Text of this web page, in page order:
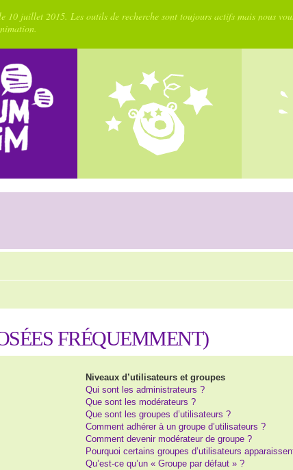
10 juillet 2015. Les outils de recherche sont toujours actifs mais nous
FRÉQUEMMENT)
Niveaux d’utilisateurs et groupes
Qui sont les administrateurs ?
Que sont les modérateurs ?
Que sont les groupes d’utilisateurs ?
Comment adhérer à un groupe d’utilisateurs ?
Comment devenir modérateur de groupe ?
Pourquoi certains groupes d’utilisateurs
Qu’est-ce qu’un « Groupe par défaut » ?